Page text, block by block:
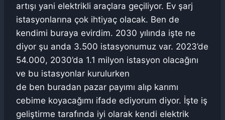
artışı yani elektrikli araçlara geçiliyor. Ev şarj
istasyonlarına çok ihtiyaç olacak. Ben de
kendimi buraya evirdim. 2030 yılında işte ne
diyor şu anda 3.500 istasyonumuz var. 2023’de
54.000, 2030’da 1.1 milyon istasyon olacağını
ve bu istasyonlar kurulurken
de ben buradan pazar payımı alıp karımı
cebime koyacağımı ifade ediyorum diyor. İşte iş
geliştirme tarafında iyi olarak kendi elektrik